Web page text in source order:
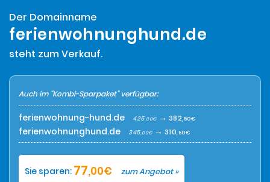
SICHERHEIT
FRAGEN
Der Domainname
ferienwohnunghund.de
steht zum Verkauf.
Auch im "Kombi-Sparpaket" verfügbar:
ferienwohnung-hund.de 425,00€→ 382 ,50€
ferienwohnunghund.de 345,00€→ 310 ,50€
Sie sparen: 77,00€ zum Angebot »